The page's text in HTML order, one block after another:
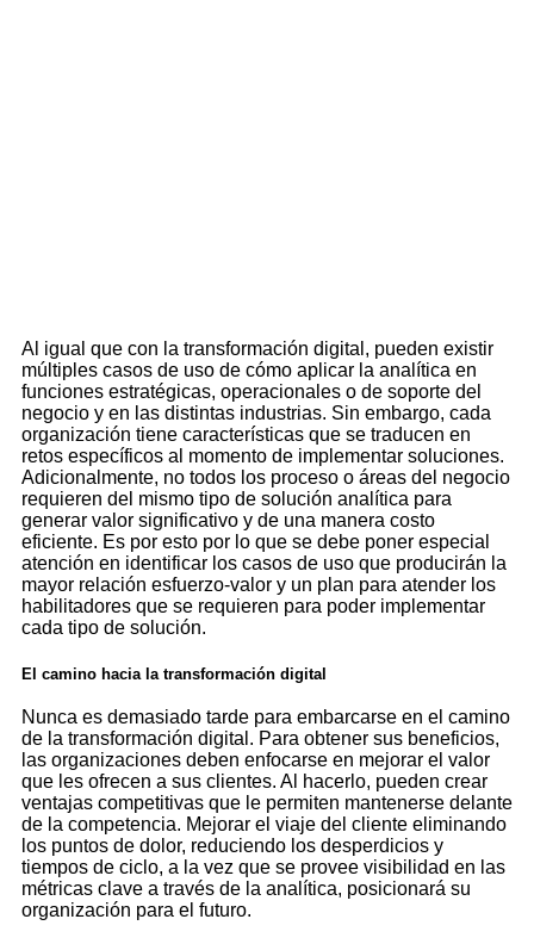
Al igual que con la transformación digital, pueden existir
múltiples casos de uso de cómo aplicar la analítica en
funciones estratégicas, operacionales o de soporte del
negocio y en las distintas industrias. Sin embargo, cada
organización tiene características que se traducen en
retos específicos al momento de implementar soluciones.
Adicionalmente, no todos los proceso o áreas del negocio
requieren del mismo tipo de solución analítica para
generar valor significativo y de una manera costo
eficiente. Es por esto por lo que se debe poner especial
atención en identificar los casos de uso que producirán la
mayor relación esfuerzo-valor y un plan para atender los
habilitadores que se requieren para poder implementar
cada tipo de solución.
El camino hacia la transformación digital
Nunca es demasiado tarde para embarcarse en el camino
de la transformación digital. Para obtener sus beneficios,
las organizaciones deben enfocarse en mejorar el valor
que les ofrecen a sus clientes. Al hacerlo, pueden crear
ventajas competitivas que le permiten mantenerse delante
de la competencia. Mejorar el viaje del cliente eliminando
los puntos de dolor, reduciendo los desperdicios y
tiempos de ciclo, a la vez que se provee visibilidad en las
métricas clave a través de la analítica, posicionará su
organización para el futuro.